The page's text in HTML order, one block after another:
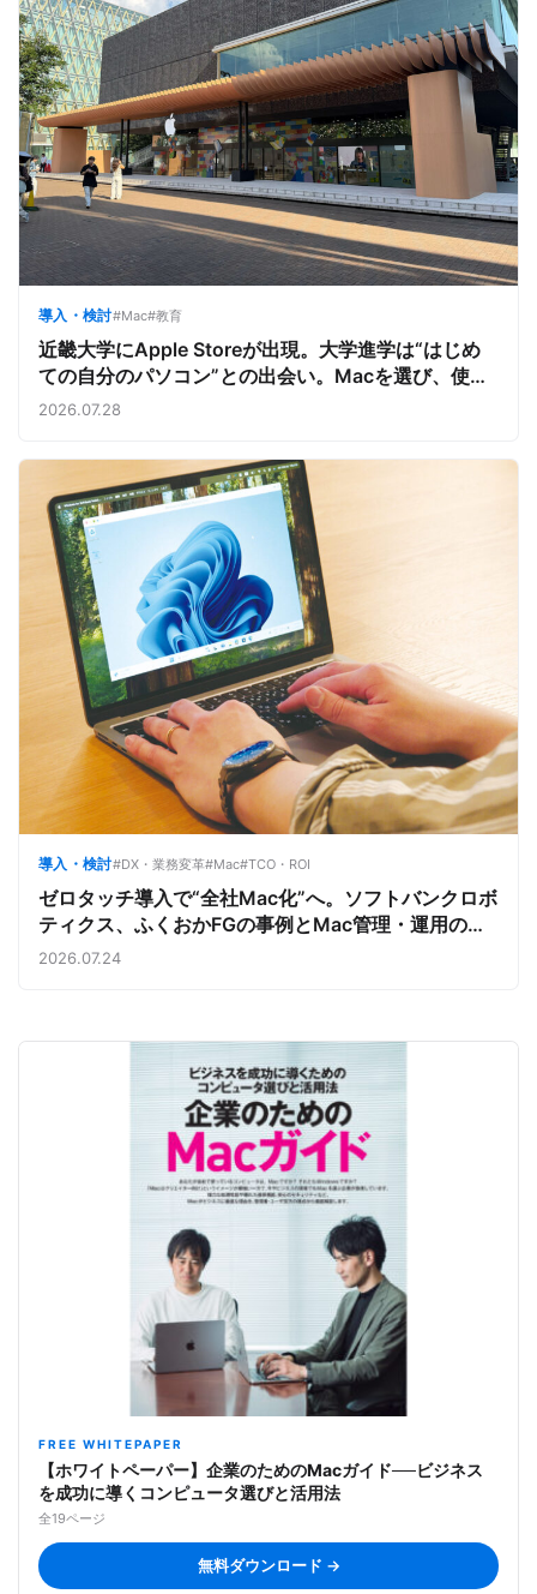
導入・検討#Mac#教育
近畿大学にApple Storeが出現。大学進学は“はじめ
ての自分のパソコン”との出会い。Macを選び、使う
魅力と楽しさを、夏のオープンキャンパスでアピール
2026.07.28
導入・検討#DX・業務変革#Mac#TCO・ROI
ゼロタッチ導入で“全社Mac化”へ。ソフトバンクロボ
ティクス、ふくおかFGの事例とMac管理・運用の強
み【今週のAppleビジネストレンド】
2026.07.24
FREE WHITEPAPER
【ホワイトペーパー】企業のためのMacガイド──ビジネス
を成功に導くコンピュータ選びと活用法
全19ページ
無料ダウンロード →